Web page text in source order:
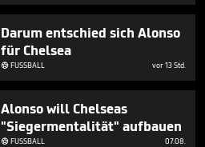
Darum entschied sich Alonso
für Chelsea
FUSSBALL vor 13 Std.
Alonso will Chelseas
"Siegermentalität" aufbauen
FUSSBALL 07.08.